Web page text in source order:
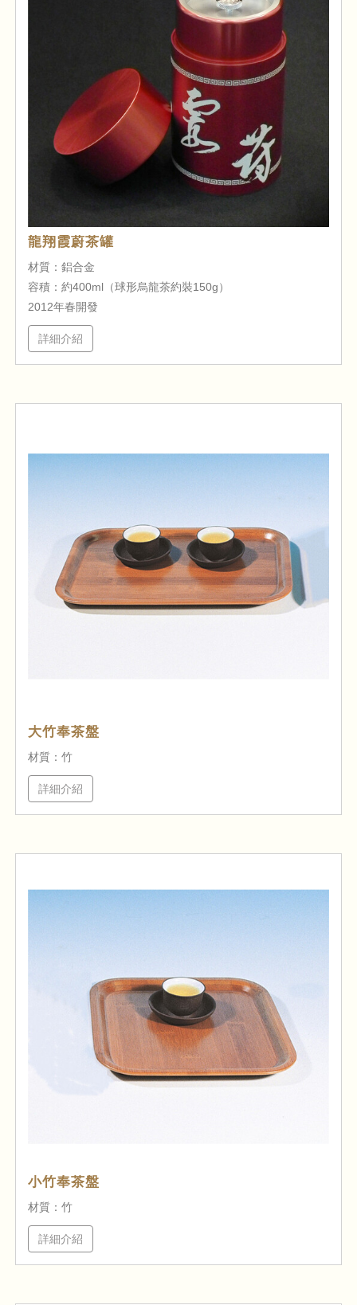
龍翔霞蔚茶罐
材質：鋁合金
容積：約400ml（球形烏龍茶約裝150g）
2012年春開發
詳細介紹
大竹奉茶盤
材質：竹
詳細介紹
小竹奉茶盤
材質：竹
詳細介紹